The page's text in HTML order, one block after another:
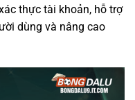
thực tài khoản, hỗ trợ
dùng và nâng cao